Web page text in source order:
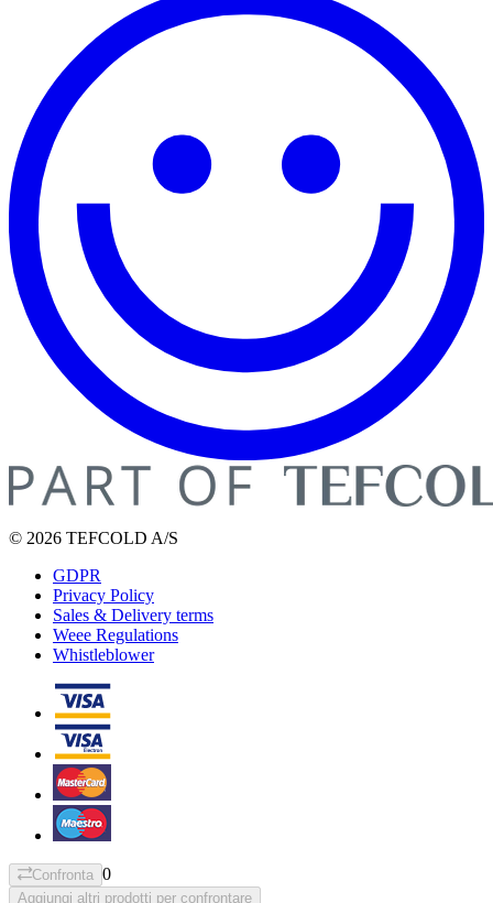
© 2026 TEFCOLD A/S
GDPR
Privacy Policy
Sales & Delivery terms
Weee Regulations
Whistleblower
Confronta 0
Aggiungi altri prodotti per confrontare